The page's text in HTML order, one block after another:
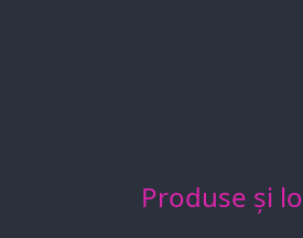
Produse și